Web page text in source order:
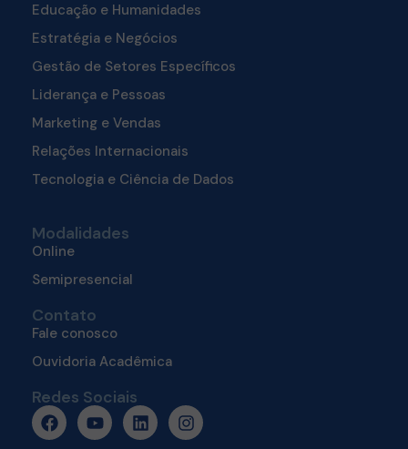
Educação e Humanidades
Estratégia e Negócios
Gestão de Setores Específicos
Liderança e Pessoas
Marketing e Vendas
Relações Internacionais
Tecnologia e Ciência de Dados
Modalidades
Online
Semipresencial
Contato
Fale conosco
Ouvidoria Acadêmica
Redes Sociais